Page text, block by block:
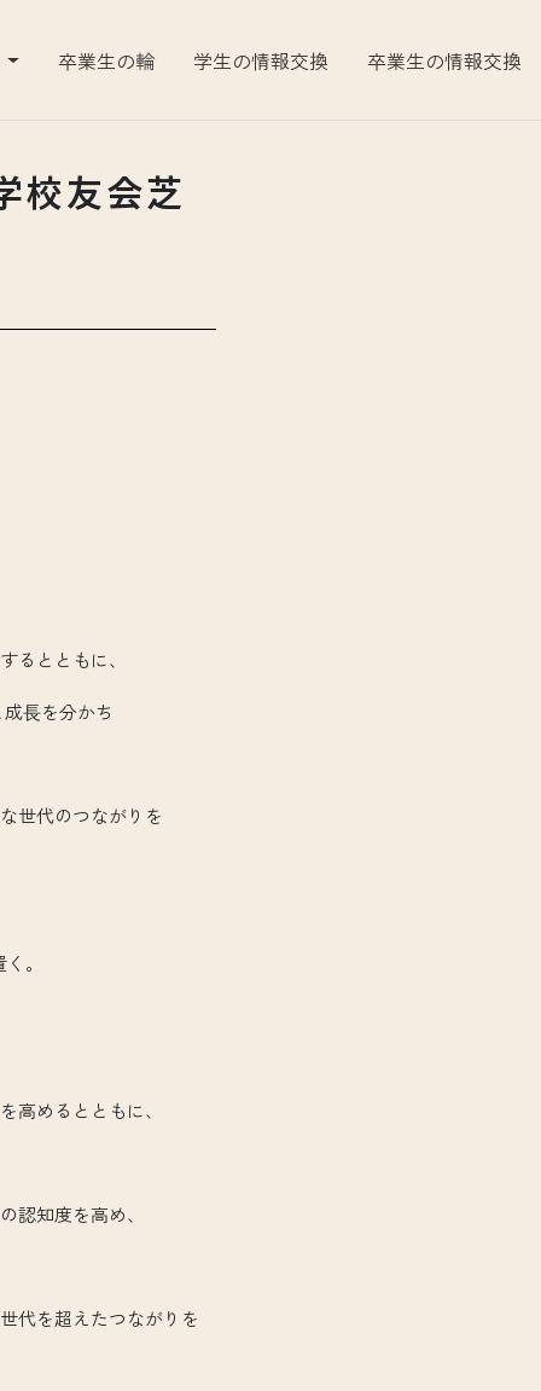
卒業生の輪 学生の情報交換 卒業生の情報交換
校友会芝
とともに、
⻑を分かち
世代のつながりを
。
めるとともに、
知度を高め、
代を超えたつながりを